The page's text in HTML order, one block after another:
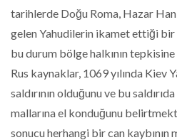
tarihlerde Doğu Roma, Hazar
gelen Yahudilerin ikamet ettiği
bu durum bölge halkının
Rus kaynaklar, 1069 yılında Kiev
saldırının olduğunu ve bu
mallarına el konduğunu
sonucu herhangi bir can